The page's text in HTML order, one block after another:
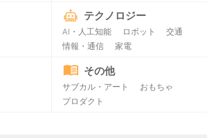
テクノロジー
AI・人工知能 ロボット
交通
情報・通信
家電
その他
サブカル・アート
おもちゃ
プロダクト